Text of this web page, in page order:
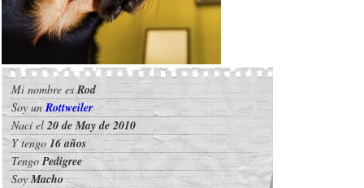
Mi nombre esRod
Soy unRottweiler
Nací el20 de May de 2010
Y tengo 16 años
TengoPedigree
SoyMacho